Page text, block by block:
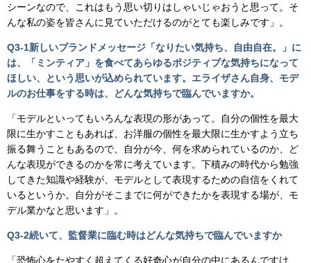
シーンなので、これはもう思い切りはしゃいじゃおうと思って。そ
んな私の姿を皆さんに見ていただけるのがとても楽しみです」。
Q3-1新しいブランドメッセージ「なりたい気持ち、自由自在。」に
は、「ミンティア」を食べてあらゆるポジティブな気持ちになって
ほしい、という思いが込められています。エライザさん自身、モデ
ルのお仕事をする時は、どんな気持ちで臨んでいますか。
「モデルといってもいろんな表現の形があって。自分の個性を最大
限に生かすこともあれば、お洋服の個性を最大限に生かすよう立ち
振る舞うこともあるので、自分が今、何を求められているのか、ど
んな表現ができるのかを常に考えています。下積みの時代から勉強
してきた知識や経験が、モデルとして表現するための自信をくれて
いるというか。自分がそこまでに何ができたかを表現する場が、モ
デル業かなと思います」。
Q3-2続いて、監督業に臨む時はどんな気持ちで臨んでいますか
「恐怖心をたやすく超えてくる好奇心が自分の中にあるんですけ